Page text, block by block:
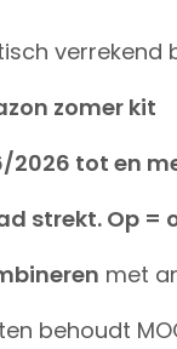
verrekend
zomer kit
2026 tot en
strekt. Op =
met
behoudt